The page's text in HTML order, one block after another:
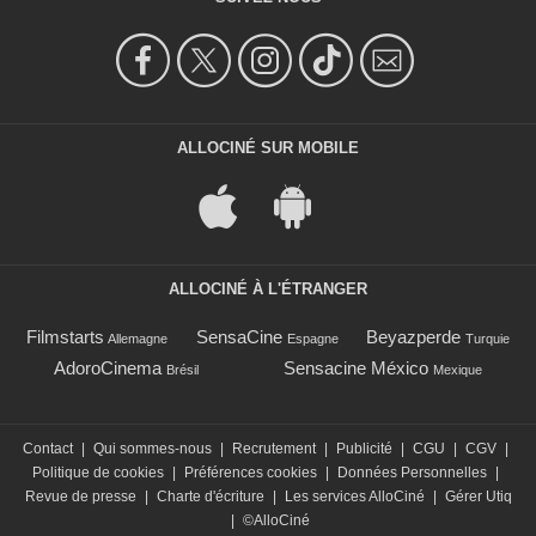
ALLOCINÉ SUR MOBILE
ALLOCINÉ À L'ÉTRANGER
Filmstarts Allemagne SensaCine Espagne Beyazperde Turquie
AdoroCinema Brésil Sensacine México Mexique
Contact Qui sommes-nous Recrutement Publicité CGU CGV
Politique de cookies
Préférences cookies Données Personnelles
Revue de presse
Charte d'écriture Les services AlloCiné
Gérer Utiq
©AlloCiné